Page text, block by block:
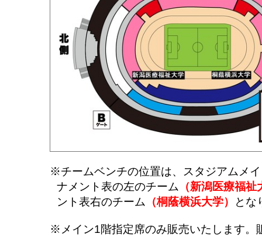
※チームベンチの位置は、スタジアムメ
ナメント表の左のチーム （新潟医療福祉
ント表右のチーム （桐蔭横浜大学） とな
※メイン1階指定席のみ販売いたします。